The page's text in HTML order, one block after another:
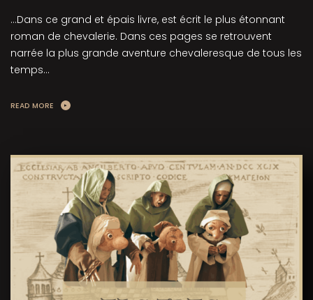
...Dans ce grand et épais livre, est écrit le plus étonnant
roman de chevalerie. Dans ces pages se retrouvent
narrée la plus grande aventure chevaleresque de tous les
temps...
READ MORE